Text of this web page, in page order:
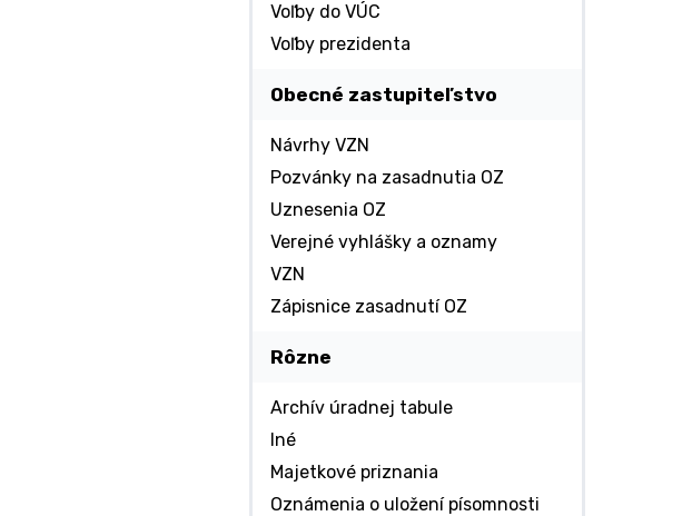
Voľby do VÚC
Voľby prezidenta
Obecné zastupiteľstvo
Návrhy VZN
Pozvánky na zasadnutia OZ
Uznesenia OZ
Verejné vyhlášky a oznamy
VZN
Zápisnice zasadnutí OZ
Rôzne
Archív úradnej tabule
Iné
Majetkové priznania
Oznámenia o uložení písomnosti